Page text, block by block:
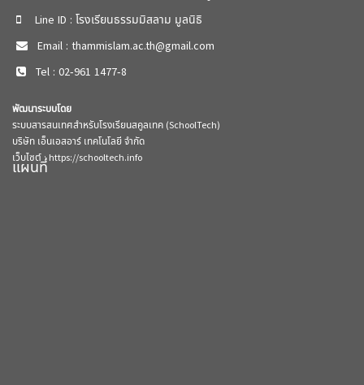
Line ID : โรงเรียนธรรมมิสลาม มูลนิธิ
Email : thammislam.ac.th@gmail.com
Tel : 02-961 1477-8
พัฒนาระบบโดย
ระบบสารสนเทศสำหรับโรงเรียนสคูลเทค (SchoolTech)
บริษัท เอ็นเอสอาร์ เทคโนโลยี จำกัด
เว็บไซต์ :https://schooltech.info
แผนที่